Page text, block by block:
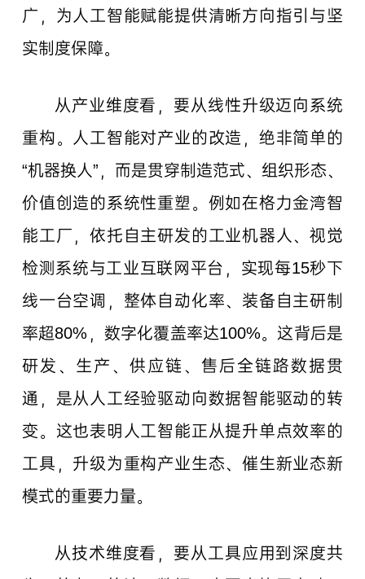
广，为人工智能赋能提供清晰方向指引与坚
实制度保障。
从产业维度看，要从线性升级迈向系统
重构。人工智能对产业的改造，绝非简单的
“机器换人”，而是贯穿制造范式、组织形态、
价值创造的系统性重塑。例如在格力金湾智
能工厂，依托自主研发的工业机器人、视觉
检测系统与工业互联网平台，实现每15秒下
线一台空调，整体自动化率、装备自主研制
率超80%，数字化覆盖率达100%。这背后是
研发、生产、供应链、售后全链路数据贯
通，是从人工经验驱动向数据智能驱动的转
变。这也表明人工智能正从提升单点效率的
工具，升级为重构产业生态、催生新业态新
模式的重要力量。
从技术维度看，要从工具应用到深度共